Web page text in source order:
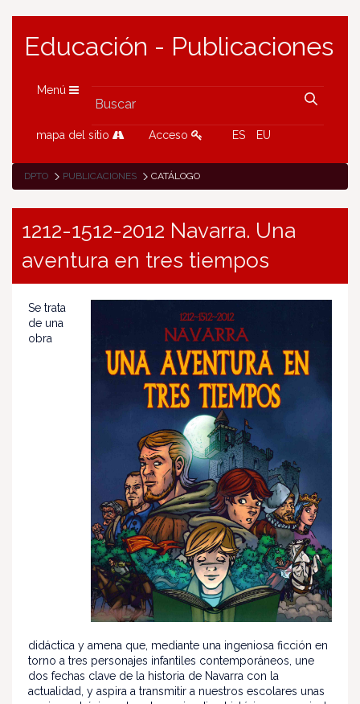
Educación - Publicaciones
Menú
mapa del sitio Acceso ES EU
DPTO PUBLICACIONES CATÁLOGO
1212-1512-2012 Navarra. Una
aventura en tres tiempos
Se trata
de una
obra
didáctica y amena que, mediante una ingeniosa ficción en
torno a tres personajes infantiles contemporáneos, une
dos fechas clave de la historia de Navarra con la
actualidad, y aspira a transmitir a nuestros escolares unas